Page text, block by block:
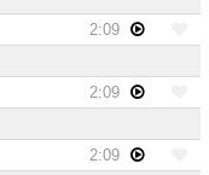
2:09
2:09
2:09